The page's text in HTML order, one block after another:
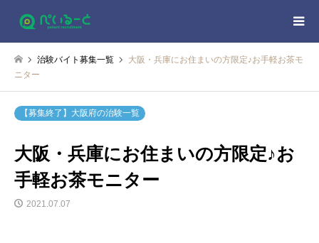
治験バイト募集一覧
大阪・兵庫にお住まいの方限定♪お手軽お茶モ
ニター
【募集終了】大阪府の治験一覧
大阪・兵庫にお住まいの方限定♪お
手軽お茶モニター
2021.07.07